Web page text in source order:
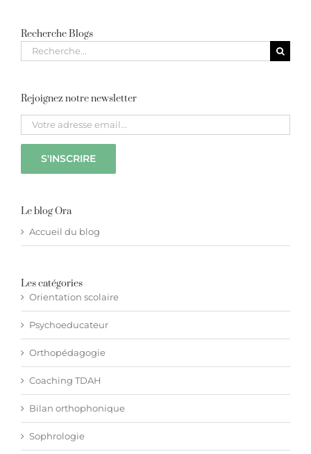
Recherche Blogs
Recherche
pour
Rejoignez notre newsletter
Please leave this field empty.
Le blog Ora
Accueil du blog
Les catégories
Orientation scolaire
Psychoeducateur
Orthopédagogie
Coaching TDAH
Bilan orthophonique
Sophrologie